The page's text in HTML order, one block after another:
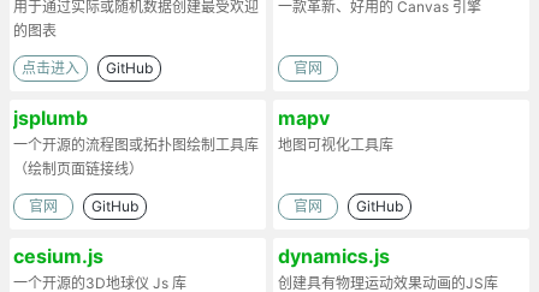
用于通过实际或随机数据创建最受欢迎
的图表
点击进入 GitHub
一款革新、好用的 Canvas 引擎
官网
jsplumb
一个开源的流程图或拓扑图绘制工具库
（绘制页面链接线）
官网 GitHub
mapv
地图可视化工具库
官网 GitHub
cesium.js
一个开源的3D地球仪 Js 库
dynamics.js
创建具有物理运动效果动画的JS库